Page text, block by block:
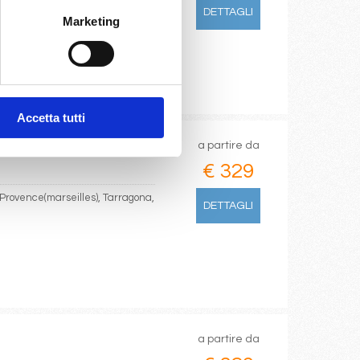
Marketing
Accetta tutti
DETTAGLI
Tarragona,
a partire da
€ 329
DETTAGLI
a partire da